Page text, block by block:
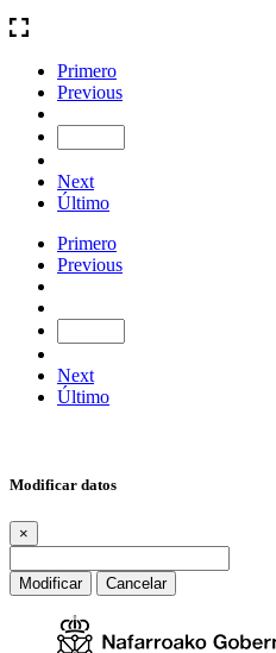
Primero
Previous
Next
Último
Primero
Previous
Next
Último
Modificar datos
×
Modificar Cancelar